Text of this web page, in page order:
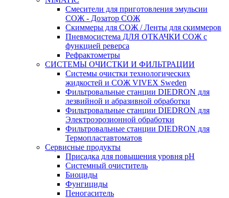
Смесители для приготовления эмульсии
СОЖ - Дозатор СОЖ
Скиммеры для СОЖ / Ленты для скиммеров
Пневмосистема ДЛЯ ОТКАЧКИ СОЖ с
функцией реверса
Рефрактометры
СИСТЕМЫ ОЧИСТКИ И ФИЛЬТРАЦИИ
Системы очистки технологических
жидкостей и СОЖ VIVEX Sweden
Фильтровальные станции DIEDRON для
лезвийной и абразивной обработки
Фильтровальные станции DIEDRON для
Электроэрозионной обработки
Фильтровальные станции DIEDRON для
Термопластавтоматов
Сервисные продукты
Присадка для повышения уровня pH
Системный очиститель
Биоциды
Фунгициды
Пеногаситель